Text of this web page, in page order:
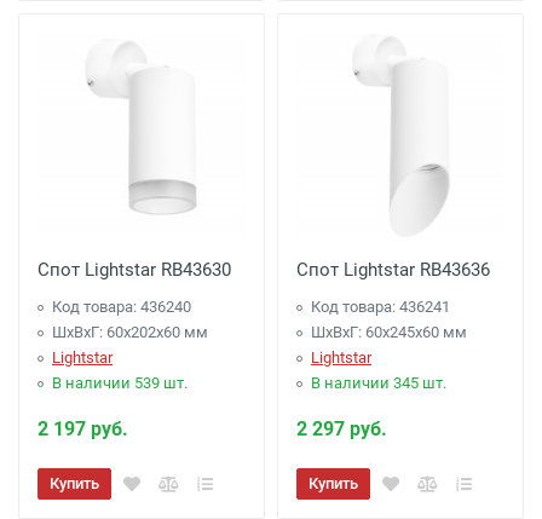
Спот Lightstar RB43630
Код товара: 436240
ШхВхГ: 60x202x60 мм
Lightstar
В наличии 539 шт.
2 197 руб.
Купить
Спот Lightstar RB43636
Код товара: 436241
ШхВхГ: 60x245x60 мм
Lightstar
В наличии 345 шт.
2 297 руб.
Купить